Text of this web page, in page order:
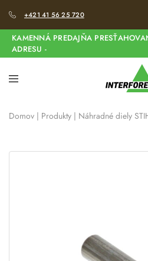
+421 41 56 25 720
KAMENNÁ PREDAJŇA
ADRESU -
Domov | Produkty | Náhradné diely